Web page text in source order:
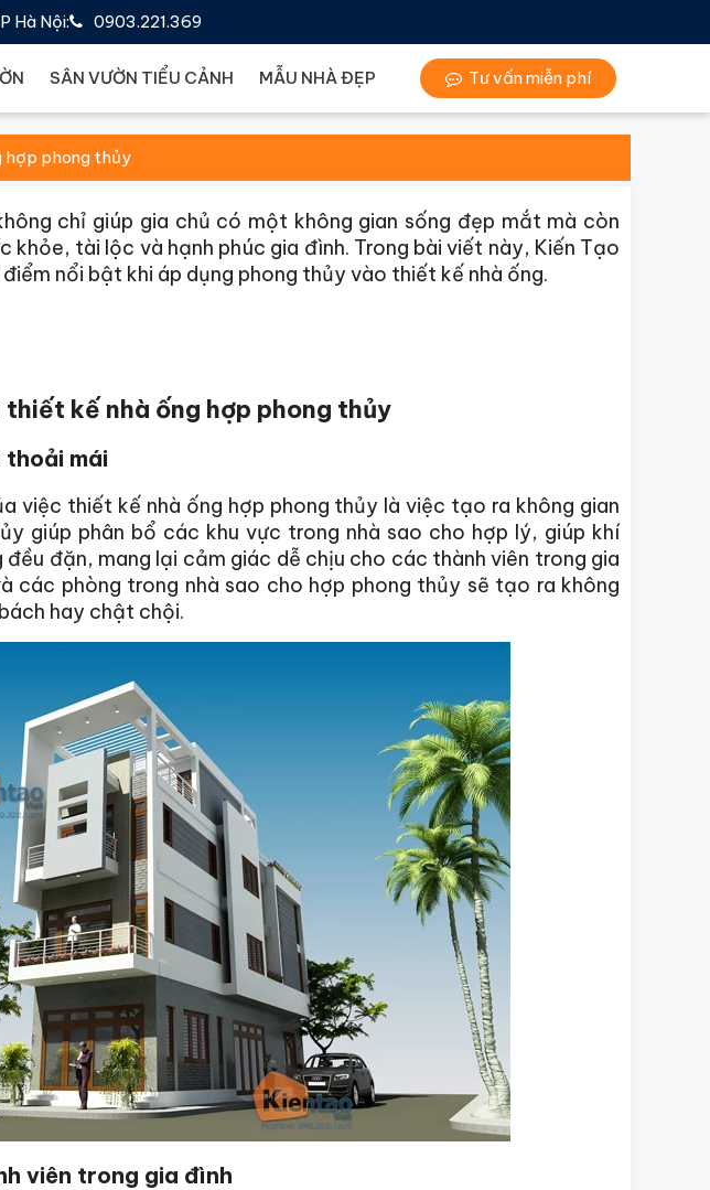
Hà Nội: 0903.221.369
SÂN VƯỜN TIỂU CẢNH MẪU NHÀ ĐẸP Tư vấn miễn phí
hợp phong thủy
chỉ giúp gia chủ có một không gian sống đẹp mắt mà còn
khỏe, tài lộc và hạnh phúc gia đình. Trong bài viết này, Kiến Tạo
nổi bật khi áp dụng phong thủy vào thiết kế nhà ống.
kế nhà ống hợp phong thủy
thoải mái
việc thiết kế nhà ống hợp phong thủy là việc tạo ra không gian
giúp phân bổ các khu vực trong nhà sao cho hợp lý, giúp khí
đặn, mang lại cảm giác dễ chịu cho các thành viên trong gia
các phòng trong nhà sao cho hợp phong thủy sẽ tạo ra không
hay chật chội.
viên trong gia đình